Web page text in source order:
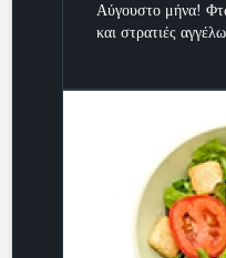
Αύγουστο μήνα!
και στρατιές